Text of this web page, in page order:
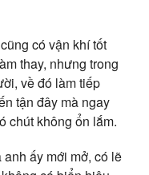
có vận khí tốt
thay, nhưng trong
về đó làm tiếp
tận đây mà ngay
chút không ổn lắm.
ấy mới mở, có lẽ